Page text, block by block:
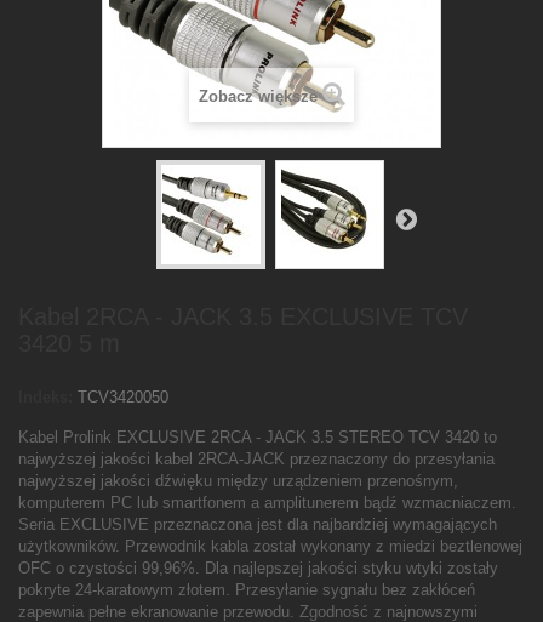
Zobacz większe
TCV3420050
Kabel Prolink EXCLUSIVE 2RCA - JACK 3.5 STEREO TCV 3420 to
najwyższej jakości kabel 2RCA-JACK przeznaczony do przesyłania
najwyższej jakości dźwięku między urządzeniem przenośnym,
komputerem PC lub smartfonem a amplitunerem bądź wzmacniaczem.
Seria EXCLUSIVE przeznaczona jest dla najbardziej wymagających
użytkowników. Przewodnik kabla został wykonany z miedzi beztlenowej
OFC o czystości 99,96%. Dla najlepszej jakości styku wtyki zostały
pokryte 24-karatowym złotem. Przesyłanie sygnału bez zakłóceń
zapewnia pełne ekranowanie przewodu. Zgodność z najnowszymi